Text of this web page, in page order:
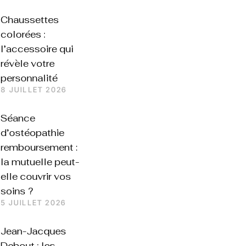
Chaussettes
colorées :
l’accessoire qui
révèle votre
personnalité
8 JUILLET 2026
Séance
d’ostéopathie
remboursement :
la mutuelle peut-
elle couvrir vos
soins ?
5 JUILLET 2026
Jean-Jacques